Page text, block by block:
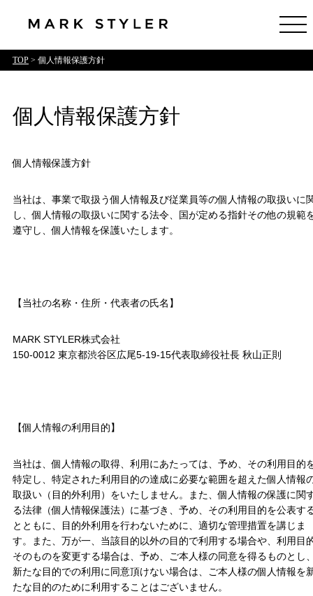
TOP > 個人情報保護方針
個人情報保護方針
個人情報保護方針
当社は、事業で取扱う個人情報及び従業員等の個人情報の取扱いに
し、個人情報の取扱いに関する法令、国が定める指針その他の規範
遵守し、個人情報を保護いたします。
【当社の名称・住所・代表者の氏名】
MARK STYLER株式会社
150-0012 東京都渋谷区広尾5-19-15代表取締役社長 秋山正則
【個人情報の利用目的】
当社は、個人情報の取得、利用にあたっては、予め、その利用目的
特定し、特定された利用目的の達成に必要な範囲を超えた個人情報
取扱い（目的外利用）をいたしません。また、個人情報の保護に関
る法律（個人情報保護法）に基づき、予め、その利用目的を公表す
とともに、目的外利用を行わないために、適切な管理措置を講じま
す。また、万が一、当該目的以外の目的で利用する場合や、利用目
そのものを変更する場合は、予め、ご本人様の同意を得るものとし
新たな目的での利用に同意頂けない場合は、ご本人様の個人情報を
たな目的のために利用することはございません。